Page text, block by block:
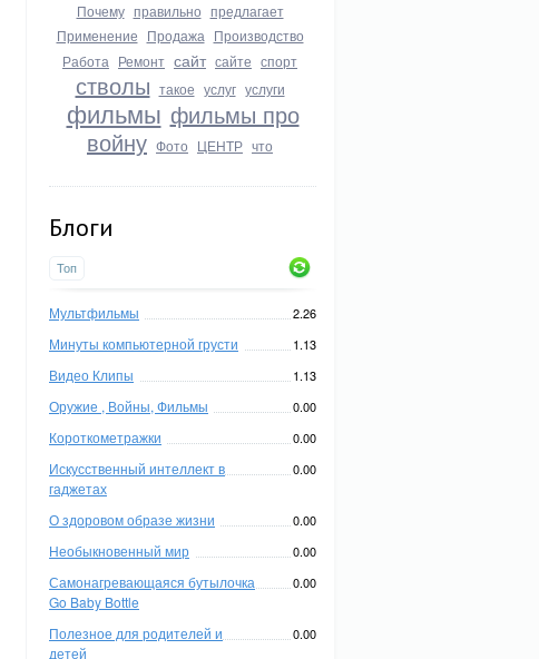
Почему правильно предлагает
Применение Продажа Производство
Работа Ремонт сайт сайте спорт
стволы такое услуг услуги
фильмы фильмы про
войну Фото ЦЕНТР что
Блоги
Топ
Мультфильмы 2.26
Минуты компьютерной грусти 1.13
Видео Клипы 1.13
Оружие , Войны, Фильмы 0.00
Короткометражки 0.00
Искусственный интеллект в
гаджетах
0.00
О здоровом образе жизни 0.00
Необыкновенный мир 0.00
Самонагревающаяся бутылочка
Go Baby Bottle
0.00
Полезное для родителей и
детей
0.00